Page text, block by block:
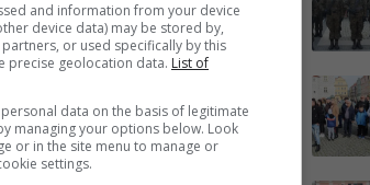
and information from your device
device data) may be stored by,
or used specifically by this
precise geolocation data. List of
data on the basis of legitimate
managing your options below. Look
or in the site menu to manage or
settings.